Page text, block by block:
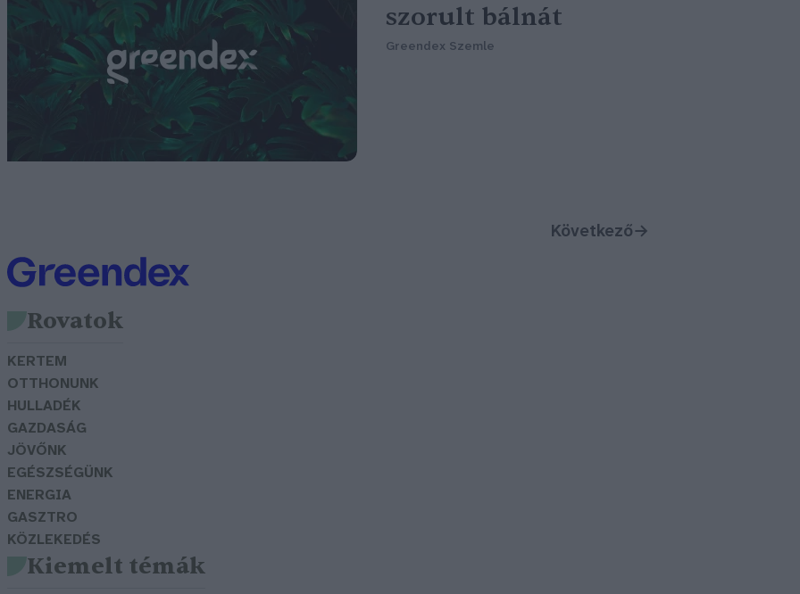
szorult bálnát
Greendex Szemle
Következő→
Rovatok
KERTEM
OTTHONUNK
HULLADÉK
GAZDASÁG
JÖVŐNK
EGÉSZSÉGÜNK
ENERGIA
GASZTRO
KÖZLEKEDÉS
Kiemelt témák